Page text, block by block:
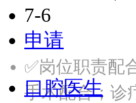
7-6
申请
✅岗位职责配
手术配合；
口腔医生